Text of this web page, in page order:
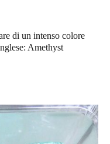
di un intenso colore
Amethyst